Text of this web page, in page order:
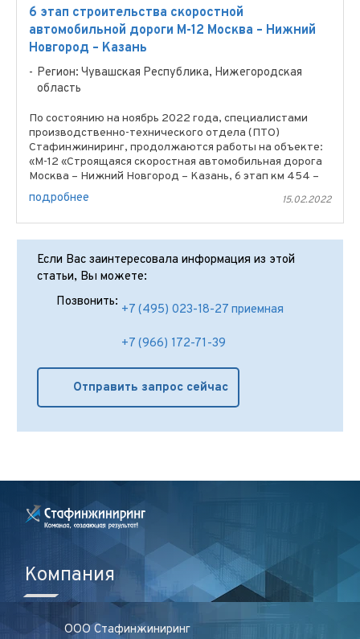
6 этап строительства скоростной
автомобильной дороги М-12 Москва – Нижний
Новгород – Казань
Регион: Чувашская Республика, Нижегородская
область
По состоянию на ноябрь 2022 года, специалистами
производственно-технического отдела (ПТО)
Стафинжиниринг, продолжаются работы на объекте:
«М-12 «Строящаяся скоростная автомобильная дорога
Москва – Нижний Новгород – Казань, 6 этап км 454 –
км 586, ...
подробнее 15.02.2022
Если Вас заинтересовала информация из этой
статьи, Вы можете:
Позвонить:
+7 (495) 023-18-27 приемная
+7 (966) 172-71-39
Отправить запрос сейчас
Компания
ООО Стафинжиниринг